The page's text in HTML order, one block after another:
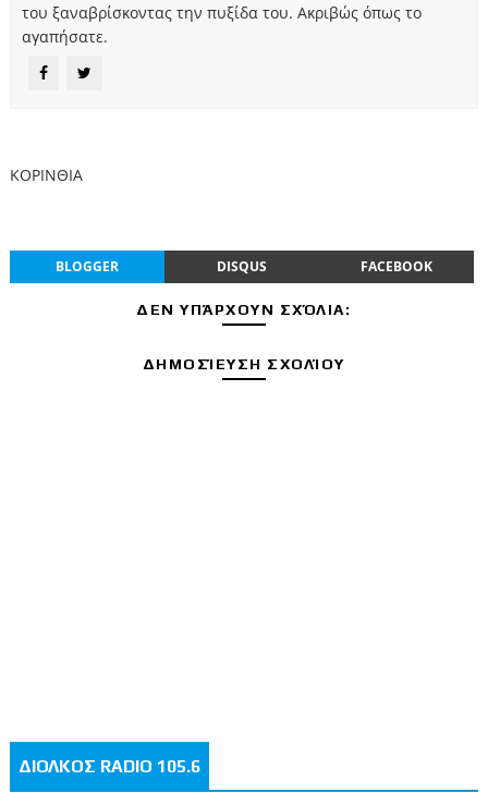
του ξαναβρίσκοντας την πυξίδα του. Ακριβώς όπως το
αγαπήσατε.
ΚΟΡΙΝΘΙΑ
BLOGGER DISQUS FACEBOOK
ΔΕΝ ΥΠΆΡΧΟΥΝ ΣΧΌΛΙΑ:
ΔΗΜΟΣΊΕΥΣΗ ΣΧΟΛΊΟΥ
ΔΙΟΛΚΟΣ RADIO 105.6